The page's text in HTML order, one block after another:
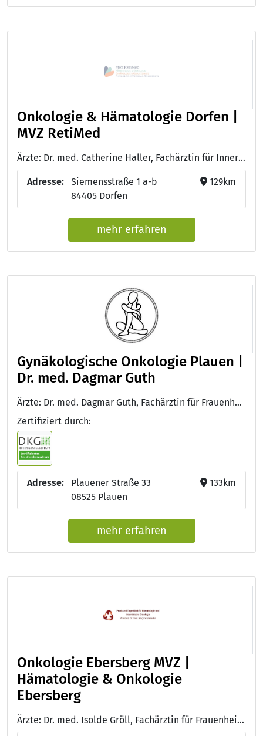
Onkologie & Hämatologie Dorfen |
MVZ RetiMed
Ärzte: Dr. med. Catherine Haller, Fachärztin für Innere Medizin, Hämatologie und Onkologie - Dr. med. Alexandra Kolbeck, Fachärztin für Innere Medizin, Hämatologie und Onkologie
Adresse:
Siemensstraße 1 a-b
84405 Dorfen
129km
mehr erfahren
Gynäkologische Onkologie Plauen |
Dr. med. Dagmar Guth
Ärzte: Dr. med. Dagmar Guth, Fachärztin für Frauenheilkunde und Geburtshilfe
Zertifiziert durch:
Adresse:
Plauener Straße 33
08525 Plauen
133km
mehr erfahren
Onkologie Ebersberg MVZ |
Hämatologie & Onkologie
Ebersberg
Ärzte: Dr. med. Isolde Gröll, Fachärztin für Frauenheilkunde und Geburtshilfe, Gynäkologische Onkologie und med. Tumortherapie